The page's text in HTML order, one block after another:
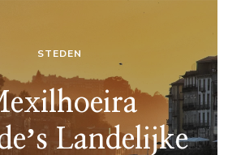
STEDEN
Landelijke